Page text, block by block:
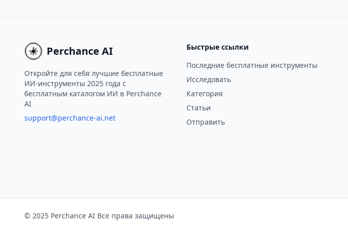
Perchance AI
Откройте для себя лучшие бесплатные
ИИ-инструменты 2025 года с
бесплатным каталогом ИИ в Perchance
AI
support@perchance-ai.net
Быстрые ссылки
Последние бесплатные инструменты
Исследовать
Категория
Статьи
Отправить
© 2025 Perchance AI Все права защищены